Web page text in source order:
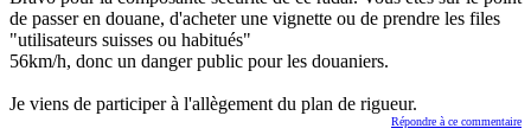
de passer en douane, d'acheter une vignette ou de prendre les files
"utilisateurs suisses ou habitués"
56km/h, donc un danger public pour les douaniers.
Je viens de participer à l'allègement du plan de rigueur.
Répondre à ce commentaire